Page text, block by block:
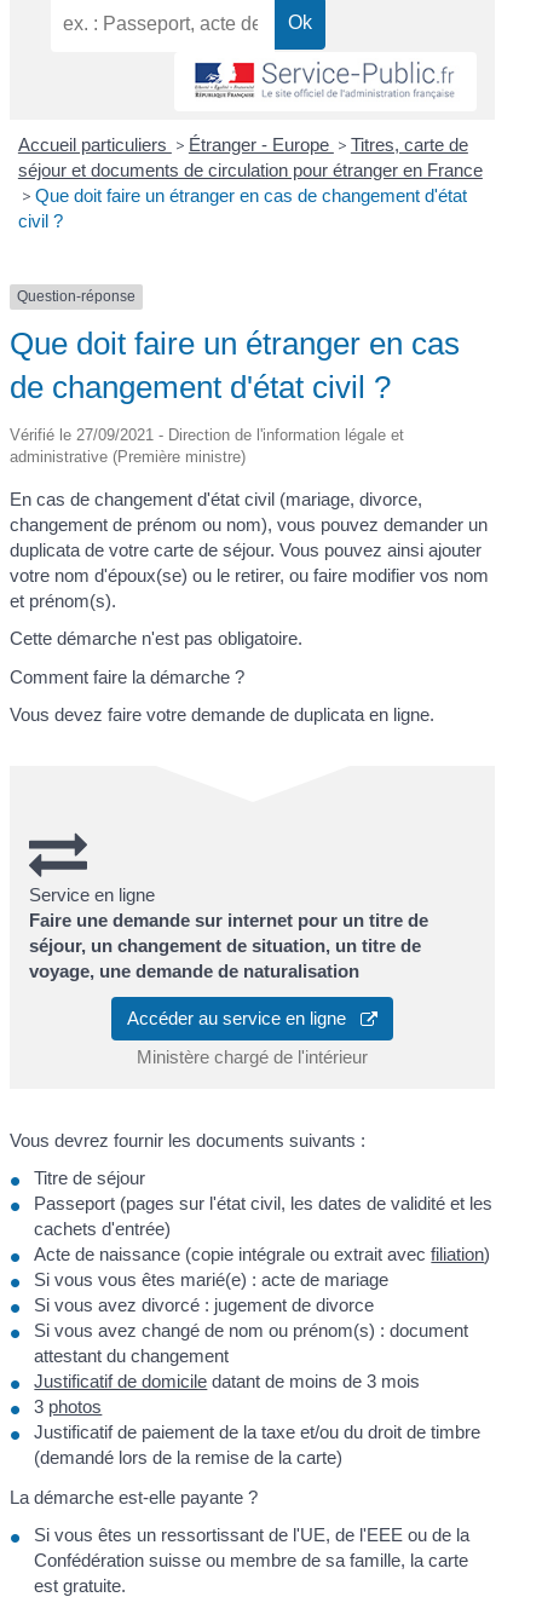
Accueil particuliers > Étranger - Europe > Titres, carte de
séjour et documents de circulation pour étranger en France
> Que doit faire un étranger en cas de changement d'état
civil ?
Question-réponse
Que doit faire un étranger en cas
de changement d'état civil ?
Vérifié le 27/09/2021 - Direction de l'information légale et
administrative (Première ministre)
En cas de changement d'état civil (mariage, divorce,
changement de prénom ou nom), vous pouvez demander un
duplicata de votre carte de séjour. Vous pouvez ainsi ajouter
votre nom d'époux(se) ou le retirer, ou faire modifier vos nom
et prénom(s).
Cette démarche n'est pas obligatoire.
Comment faire la démarche ?
Vous devez faire votre demande de duplicata en ligne.
Service en ligne
Faire une demande sur internet pour un titre de
séjour, un changement de situation, un titre de
voyage, une demande de naturalisation
Accéder au service en ligne
Ministère chargé de l'intérieur
Vous devrez fournir les documents suivants :
Titre de séjour
Passeport (pages sur l'état civil, les dates de validité et les
cachets d'entrée)
Acte de naissance (copie intégrale ou extrait avecfiliation)
Si vous vous êtes marié(e) : acte de mariage
Si vous avez divorcé : jugement de divorce
Si vous avez changé de nom ou prénom(s) : document
attestant du changement
Justificatif de domicile datant de moins de 3 mois
3 photos
Justificatif de paiement de la taxe et/ou du droit de timbre
(demandé lors de la remise de la carte)
La démarche est-elle payante ?
Si vous êtes un ressortissant de l'UE, de l'EEE ou de la
Confédération suisse ou membre de sa famille, la carte
est gratuite.